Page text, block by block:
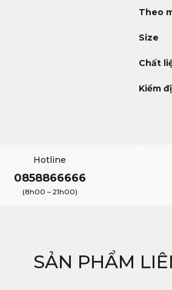
Theo
Size
Chất
Kiểm
Hotline
0858866666
(8h00 – 21h00)
SẢN PHẨM